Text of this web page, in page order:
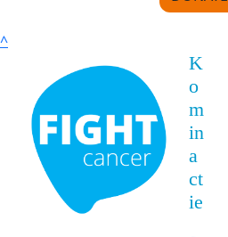
^
K
o
m
in
a
ct
ie